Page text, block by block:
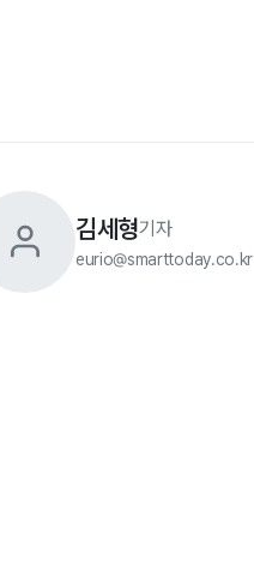
김세형기자
eurio@smarttoday.co.kr